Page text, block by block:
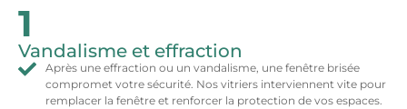
1
Vandalisme et effraction
Après une effraction ou un vandalisme, une fenêtre brisée
compromet votre sécurité. Nos vitriers interviennent vite pour
remplacer la fenêtre et renforcer la protection de vos espaces.